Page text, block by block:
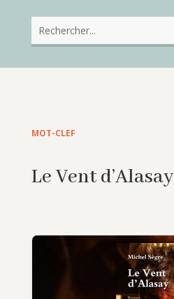
MOT-CLEF
Le Vent d’Alasay